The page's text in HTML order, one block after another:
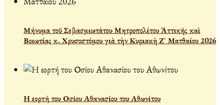
Μήνυμα τοῦ Σεβασμιωτάτου Μητροπολίτου Ἀττικῆς καὶ
Βοιωτίας κ. Χρυσοστόμου γιὰ τὴν Κυριακὴ Ζ΄ Ματθαίου 2026
Η εορτή του Οσίου Αθανασίου του Αθωνίτου